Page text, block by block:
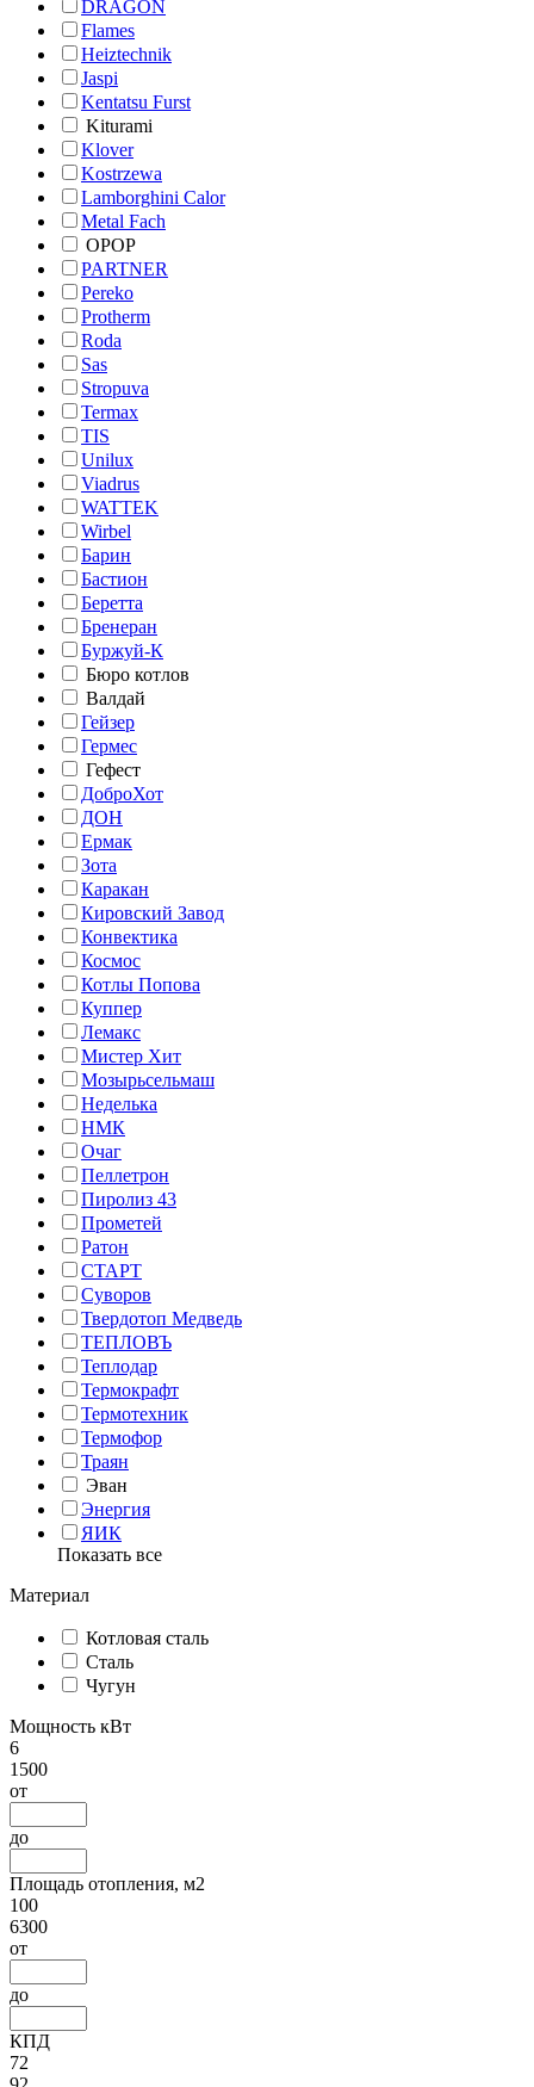
DRAGON
Flames
Heiztechnik
Jaspi
Kentatsu Furst
Kiturami
Klover
Kostrzewa
Lamborghini Calor
Metal Fach
OPOP
PARTNER
Pereko
Protherm
Roda
Sas
Stropuva
Termax
TIS
Unilux
Viadrus
WATTEK
Wirbel
Барин
Бастион
Беретта
Бренеран
Буржуй-К
Бюро котлов
Валдай
Гейзер
Гермес
Гефест
ДоброХот
ДОН
Ермак
Зота
Каракан
Кировский Завод
Конвектика
Космос
Котлы Попова
Куппер
Лемакс
Мистер Хит
Мозырьсельмаш
Неделька
НМК
Очаг
Пеллетрон
Пиролиз 43
Прометей
Ратон
СТАРТ
Суворов
Твердотоп Медведь
ТЕПЛОВЪ
Теплодар
Термокрафт
Термотехник
Термофор
Траян
Эван
Энергия
ЯИК
Показать все
Материал
Котловая сталь
Сталь
Чугун
Мощность кВт
6
1500
от
до
Площадь отопления, м2
100
6300
от
до
КПД
72